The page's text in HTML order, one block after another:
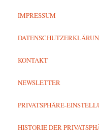
IMPRESSUM
KONTAKT
NEWSLETTER
PRIVATSPHÄRE-
HISTORIE DER